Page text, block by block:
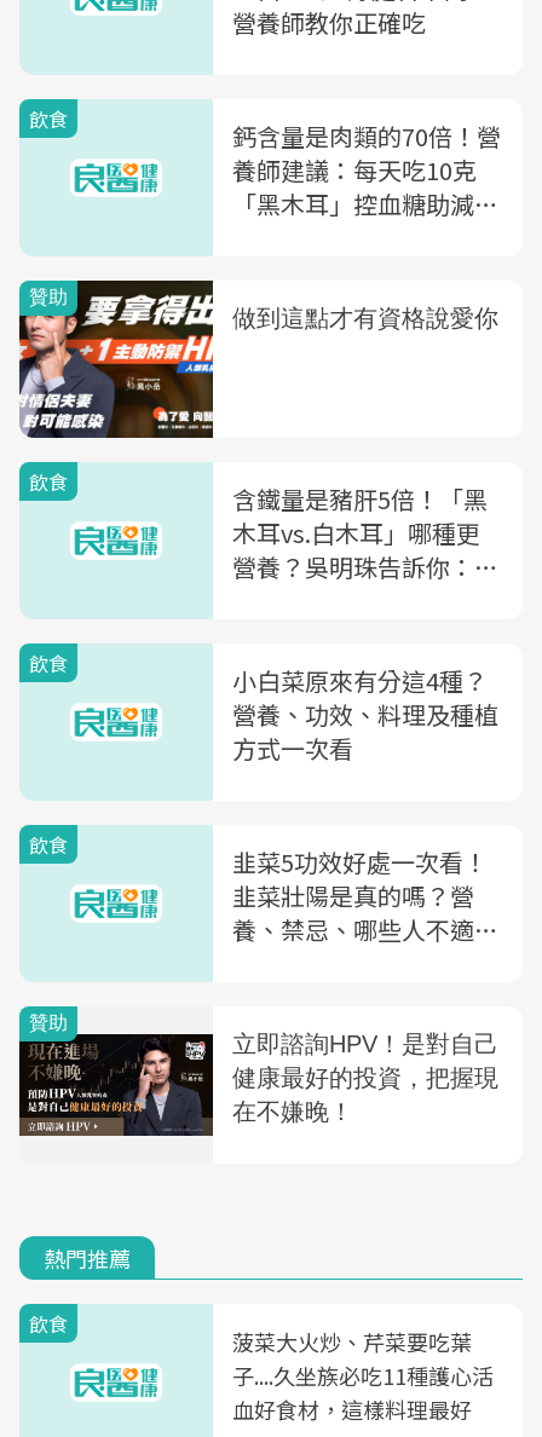
營養師教你正確吃
飲食
鈣含量是肉類的70倍！營
養師建議：每天吃10克
「黑木耳」控血糖助減
飲食
含鐵量是豬肝5倍！「黑
木耳vs.白木耳」哪種更
營養？吳明珠告訴你：原
飲食
小白菜原來有分這4種？
營養、功效、料理及種植
方式一次看
飲食
韭菜5功效好處一次看！
韭菜壯陽是真的嗎？營
養、禁忌、哪些人不適合
熱門推薦
飲食
菠菜大火炒、芹菜要吃葉
子....久坐族必吃11種護心活
血好食材，這樣料理最好